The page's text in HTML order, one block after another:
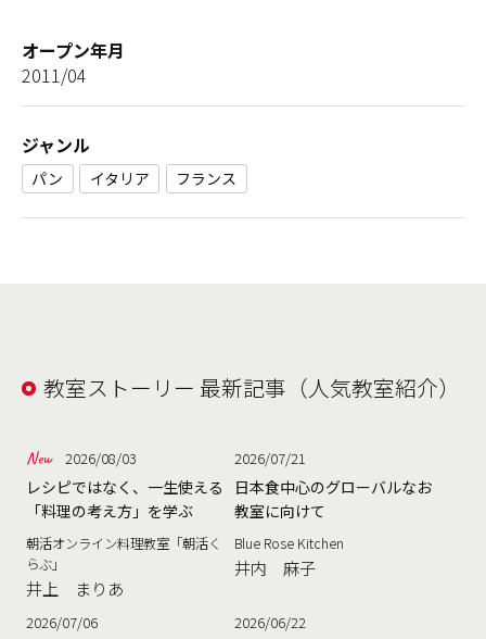
オープン年月
2011/04
ジャンル
パン イタリア フランス
教室ストーリー 最新記事（人気教室紹介）
2026/08/03
レシピではなく、一生使える
「料理の考え方」を学ぶ
朝活オンライン料理教室「朝活く
らぶ」
井上 まりあ
2026/07/21
日本食中心のグローバルなお
教室に向けて
Blue Rose Kitchen
井内 麻子
2026/07/06 2026/06/22